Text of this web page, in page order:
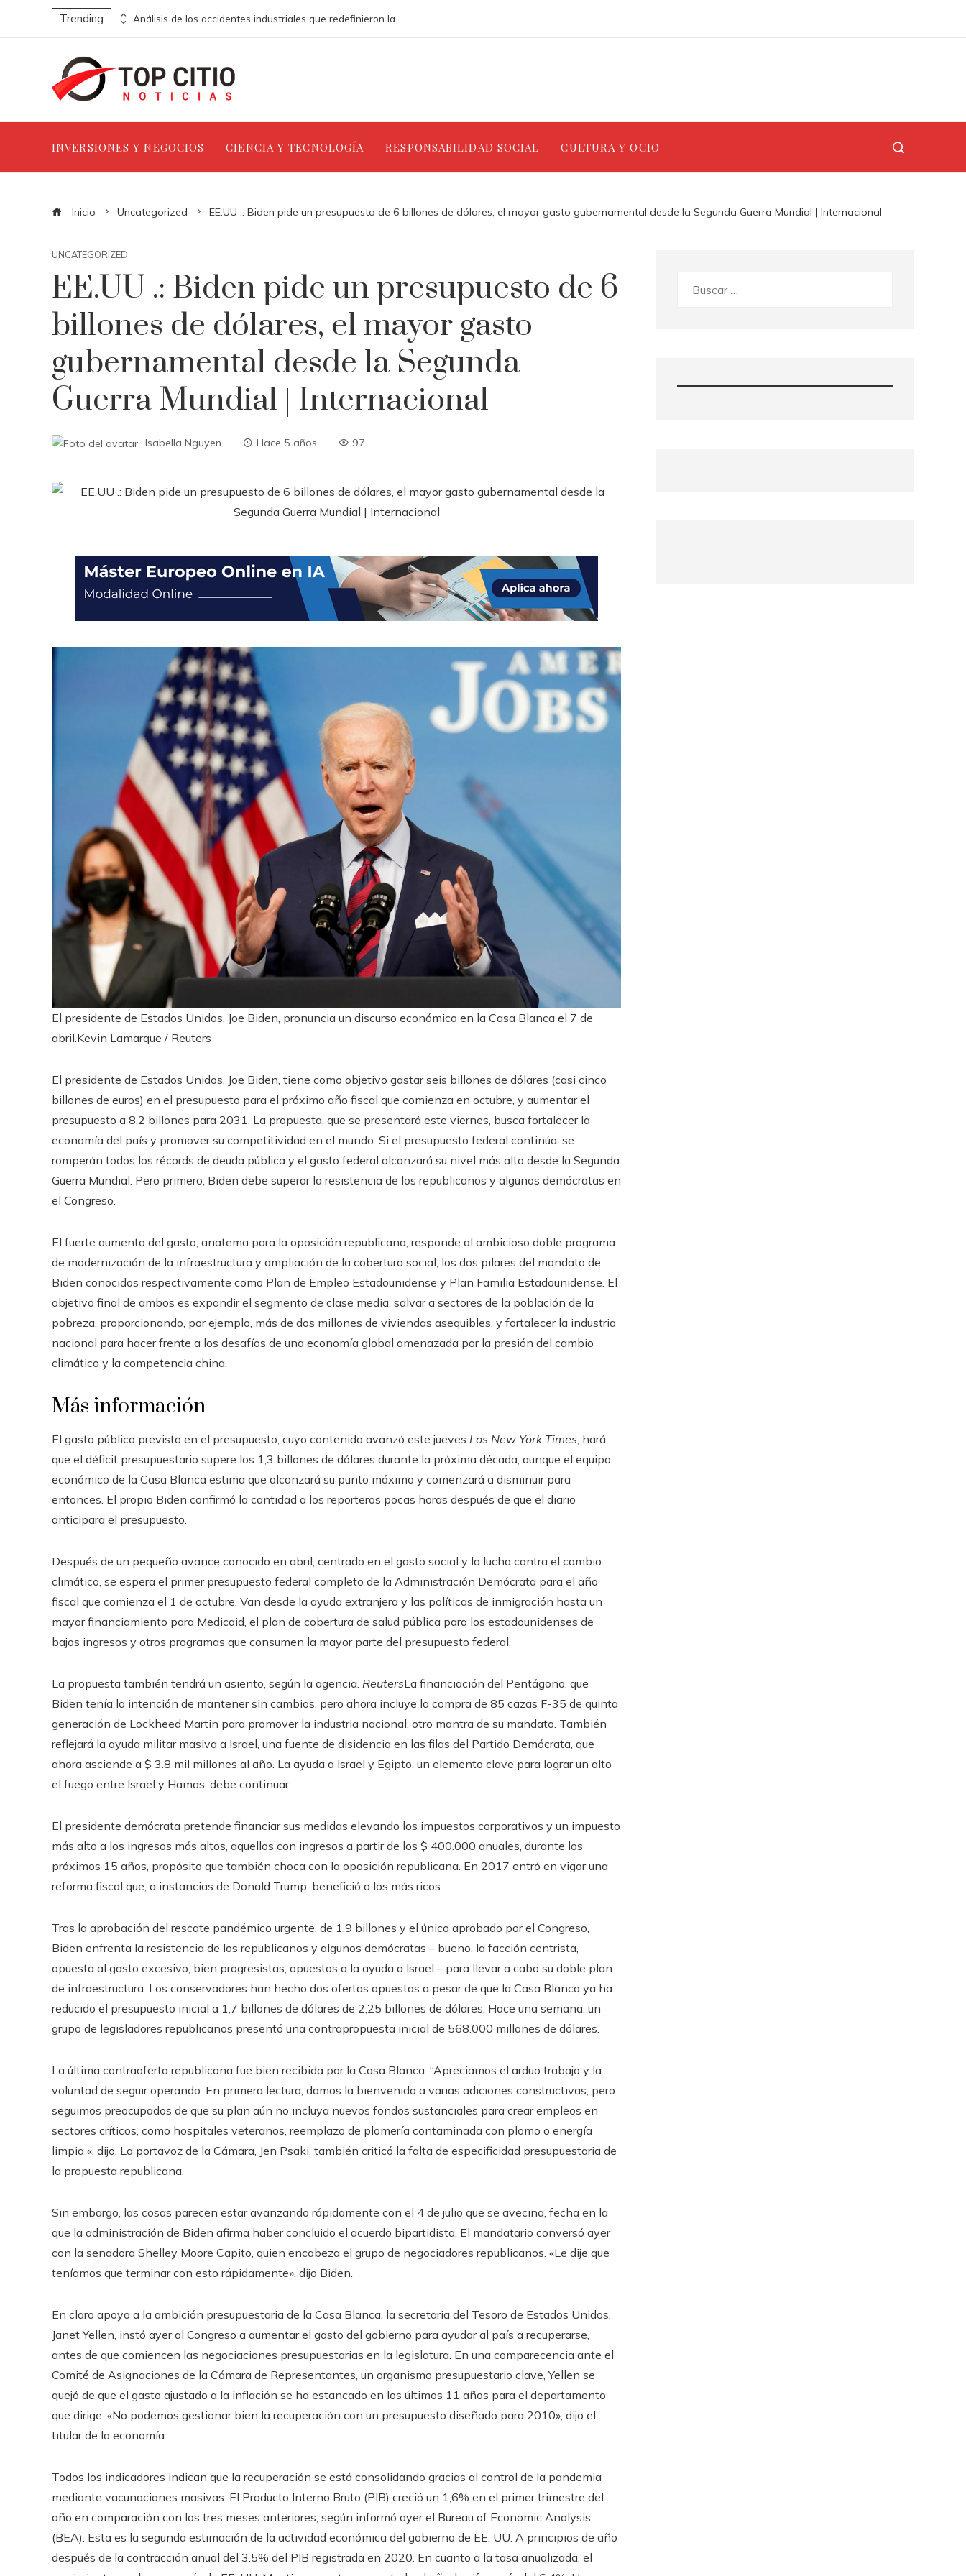
Trending
INVERSIONES Y NEGOCIOS CIENCIA Y TECNOLOGÍA RESPONSABILIDAD SOCIAL CULTURA Y OCIO
Inicio Uncategorized EE.UU .: Biden pide un presupuesto de 6 billones de dólares, el mayor gasto gubernamental desde la Segunda Guerra Mundial | Internacional
UNCATEGORIZED
EE.UU .: Biden pide un presupuesto de 6
billones de dólares, el mayor gasto
gubernamental desde la Segunda
Guerra Mundial | Internacional
Isabella Nguyen Hace 5 años 97
El presidente de Estados Unidos, Joe Biden, pronuncia un discurso económico en la Casa Blanca el 7 de
abril. Kevin Lamarque / Reuters
El presidente de Estados Unidos, Joe Biden, tiene como objetivo gastar seis billones de dólares (casi cinco
billones de euros) en el presupuesto para el próximo año fiscal que comienza en octubre, y aumentar el
presupuesto a 8.2 billones para 2031. La propuesta, que se presentará este viernes, busca fortalecer la
economía del país y promover su competitividad en el mundo. Si el presupuesto federal continúa, se
romperán todos los récords de deuda pública y el gasto federal alcanzará su nivel más alto desde la Segunda
Guerra Mundial. Pero primero, Biden debe superar la resistencia de los republicanos y algunos demócratas en
el Congreso.
El fuerte aumento del gasto, anatema para la oposición republicana, responde al ambicioso doble programa
de modernización de la infraestructura y ampliación de la cobertura social, los dos pilares del mandato de
Biden conocidos respectivamente como Plan de Empleo Estadounidense y Plan Familia Estadounidense. El
objetivo final de ambos es expandir el segmento de clase media, salvar a sectores de la población de la
pobreza, proporcionando, por ejemplo, más de dos millones de viviendas asequibles, y fortalecer la industria
nacional para hacer frente a los desafíos de una economía global amenazada por la presión del cambio
climático y la competencia china.
Más información
El gasto público previsto en el presupuesto, cuyo contenido avanzó este jueves Los New York Times , hará
que el déficit presupuestario supere los 1,3 billones de dólares durante la próxima década, aunque el equipo
económico de la Casa Blanca estima que alcanzará su punto máximo y comenzará a disminuir para
entonces. El propio Biden confirmó la cantidad a los reporteros pocas horas después de que el diario
anticipara el presupuesto.
Después de un pequeño avance conocido en abril, centrado en el gasto social y la lucha contra el cambio
climático, se espera el primer presupuesto federal completo de la Administración Demócrata para el año
fiscal que comienza el 1 de octubre. Van desde la ayuda extranjera y las políticas de inmigración hasta un
mayor financiamiento para Medicaid, el plan de cobertura de salud pública para los estadounidenses de
bajos ingresos y otros programas que consumen la mayor parte del presupuesto federal.
La propuesta también tendrá un asiento, según la agencia. ReutersLa financiación del Pentágono, que
Biden tenía la intención de mantener sin cambios, pero ahora incluye la compra de 85 cazas F-35 de quinta
generación de Lockheed Martin para promover la industria nacional, otro mantra de su mandato. También
reflejará la ayuda militar masiva a Israel, una fuente de disidencia en las filas del Partido Demócrata, que
ahora asciende a $ 3.8 mil millones al año. La ayuda a Israel y Egipto, un elemento clave para lograr un alto
el fuego entre Israel y Hamas, debe continuar.
El presidente demócrata pretende financiar sus medidas elevando los impuestos corporativos y un impuesto
más alto a los ingresos más altos, aquellos con ingresos a partir de los $ 400.000 anuales, durante los
próximos 15 años, propósito que también choca con la oposición republicana. En 2017 entró en vigor una
reforma fiscal que, a instancias de Donald Trump, benefició a los más ricos.
Tras la aprobación del rescate pandémico urgente, de 1,9 billones y el único aprobado por el Congreso,
Biden enfrenta la resistencia de los republicanos y algunos demócratas – bueno, la facción centrista,
opuesta al gasto excesivo; bien progresistas, opuestos a la ayuda a Israel – para llevar a cabo su doble plan
de infraestructura. Los conservadores han hecho dos ofertas opuestas a pesar de que la Casa Blanca ya ha
reducido el presupuesto inicial a 1,7 billones de dólares de 2,25 billones de dólares. Hace una semana, un
grupo de legisladores republicanos presentó una contrapropuesta inicial de 568.000 millones de dólares.
La última contraoferta republicana fue bien recibida por la Casa Blanca. “Apreciamos el arduo trabajo y la
voluntad de seguir operando. En primera lectura, damos la bienvenida a varias adiciones constructivas, pero
seguimos preocupados de que su plan aún no incluya nuevos fondos sustanciales para crear empleos en
sectores críticos, como hospitales veteranos, reemplazo de plomería contaminada con plomo o energía
limpia «, dijo. La portavoz de la Cámara, Jen Psaki, también criticó la falta de especificidad presupuestaria de
la propuesta republicana.
Sin embargo, las cosas parecen estar avanzando rápidamente con el 4 de julio que se avecina, fecha en la
que la administración de Biden afirma haber concluido el acuerdo bipartidista. El mandatario conversó ayer
con la senadora Shelley Moore Capito, quien encabeza el grupo de negociadores republicanos. «Le dije que
teníamos que terminar con esto rápidamente», dijo Biden.
En claro apoyo a la ambición presupuestaria de la Casa Blanca, la secretaria del Tesoro de Estados Unidos,
Janet Yellen, instó ayer al Congreso a aumentar el gasto del gobierno para ayudar al país a recuperarse,
antes de que comiencen las negociaciones presupuestarias en la legislatura. En una comparecencia ante el
Comité de Asignaciones de la Cámara de Representantes, un organismo presupuestario clave, Yellen se
quejó de que el gasto ajustado a la inflación se ha estancado en los últimos 11 años para el departamento
que dirige. «No podemos gestionar bien la recuperación con un presupuesto diseñado para 2010», dijo el
titular de la economía.
Todos los indicadores indican que la recuperación se está consolidando gracias al control de la pandemia
mediante vacunaciones masivas. El Producto Interno Bruto (PIB) creció un 1,6% en el primer trimestre del
año en comparación con los tres meses anteriores, según informó ayer el Bureau of Economic Analysis
(BEA). Esta es la segunda estimación de la actividad económica del gobierno de EE. UU. A principios de año
después de la contracción anual del 3.5% del PIB registrada en 2020. En cuanto a la tasa anualizada, el